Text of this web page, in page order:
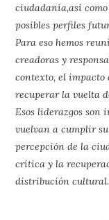
ciudadanía,así
posibles perfiles
Para eso hemos
creadoras y
contexto, el impacto
recuperar la vuelta
Esos liderazgos son
vuelvan a cumplir
percepción de la
crítica y la
distribución